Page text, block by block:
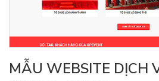
MẪU WEBSITE DỊCH